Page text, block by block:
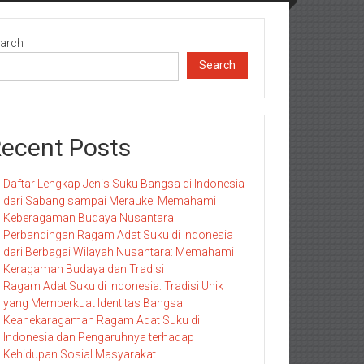
Search
Posts
Daftar Lengkap Jenis Suku Bangsa di Indonesia
dari Sabang sampai Merauke: Memahami
Keberagaman Budaya Nusantara
Perbandingan Ragam Adat Suku di Indonesia
dari Berbagai Wilayah Nusantara: Memahami
Keragaman Budaya dan Tradisi
Ragam Adat Suku di Indonesia: Tradisi Unik
yang Memperkuat Identitas Bangsa
Keanekaragaman Ragam Adat Suku di
Indonesia dan Pengaruhnya terhadap
Kehidupan Sosial Masyarakat